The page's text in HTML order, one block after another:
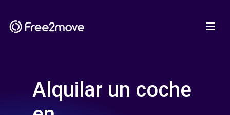
Alquilar un coche